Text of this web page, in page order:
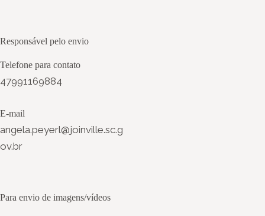
Responsável pelo envio
Telefone para contato
47991169884
E-mail
angela.peyerl@joinville.sc.g
ov.br
Para envio de imagens/vídeos